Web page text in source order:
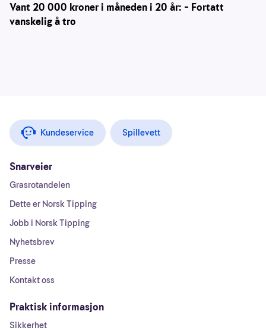
Vant 20 000 kroner i måneden i 20 år: – Fortatt
vanskelig å tro
Kundeservice Spillevett
Snarveier
Grasrotandelen
Dette er Norsk Tipping
Jobb i Norsk Tipping
Nyhetsbrev
Presse
Kontakt oss
Praktisk informasjon
Sikkerhet